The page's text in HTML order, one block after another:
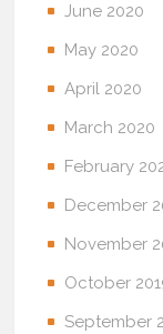
June 2020
May 2020
April 2020
March 2020
February
December
November
October
September